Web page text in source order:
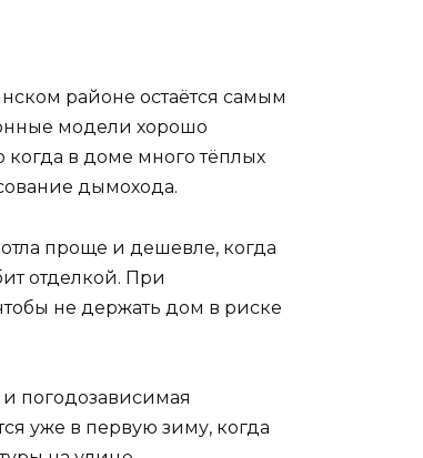
районе остаётся самым
модели хорошо
когда в доме много тёплых
дымохода.
проще и дешевле, когда
отделкой. При
не держать дом в риске
погодозависимая
уже в первую зиму, когда